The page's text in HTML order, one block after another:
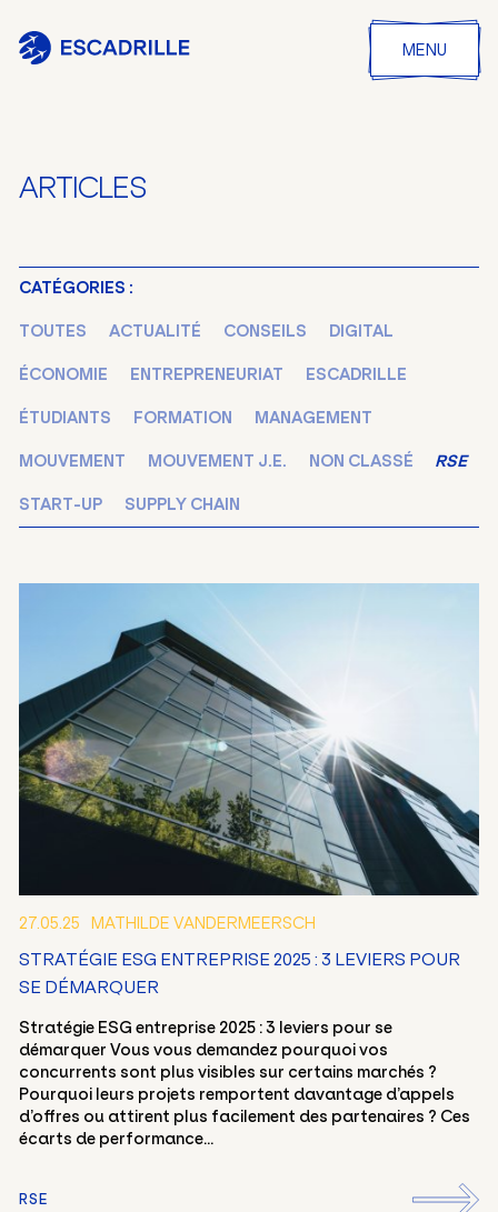
MENU
ARTICLES
CATÉGORIES :
TOUTES ACTUALITÉ CONSEILS DIGITAL
ÉCONOMIE ENTREPRENEURIAT ESCADRILLE
ÉTUDIANTS FORMATION MANAGEMENT
MOUVEMENT MOUVEMENT J.E. NON CLASSÉ RSE
START-UP SUPPLY CHAIN
27.05.25 MATHILDE VANDERMEERSCH
STRATÉGIE ESG ENTREPRISE 2025 : 3 LEVIERS POUR
SE DÉMARQUER
Stratégie ESG entreprise 2025 : 3 leviers pour se
démarquer Vous vous demandez pourquoi vos
concurrents sont plus visibles sur certains marchés ?
Pourquoi leurs projets remportent davantage d’appels
d’offres ou attirent plus facilement des partenaires ? Ces
écarts de performance...
RSE